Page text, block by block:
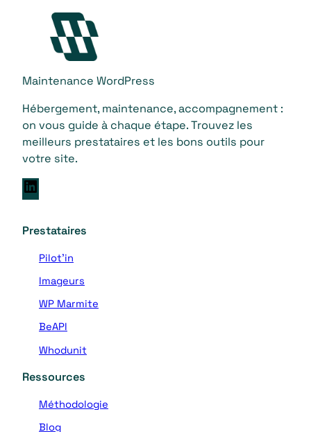
Maintenance WordPress
Hébergement, maintenance, accompagnement :
on vous guide à chaque étape. Trouvez les
meilleurs prestataires et les bons outils pour
votre site.
i
k
e
I
n
Prestataires
Pilot’in
Imageurs
WP Marmite
BeAPI
Whodunit
Ressources
Méthodologie
Blog